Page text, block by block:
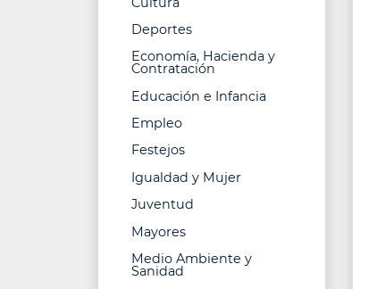
Deportes
Economía, Hacienda y
Contratación
Educación e Infancia
Empleo
Festejos
Igualdad y Mujer
Juventud
Mayores
Medio Ambiente y
Sanidad